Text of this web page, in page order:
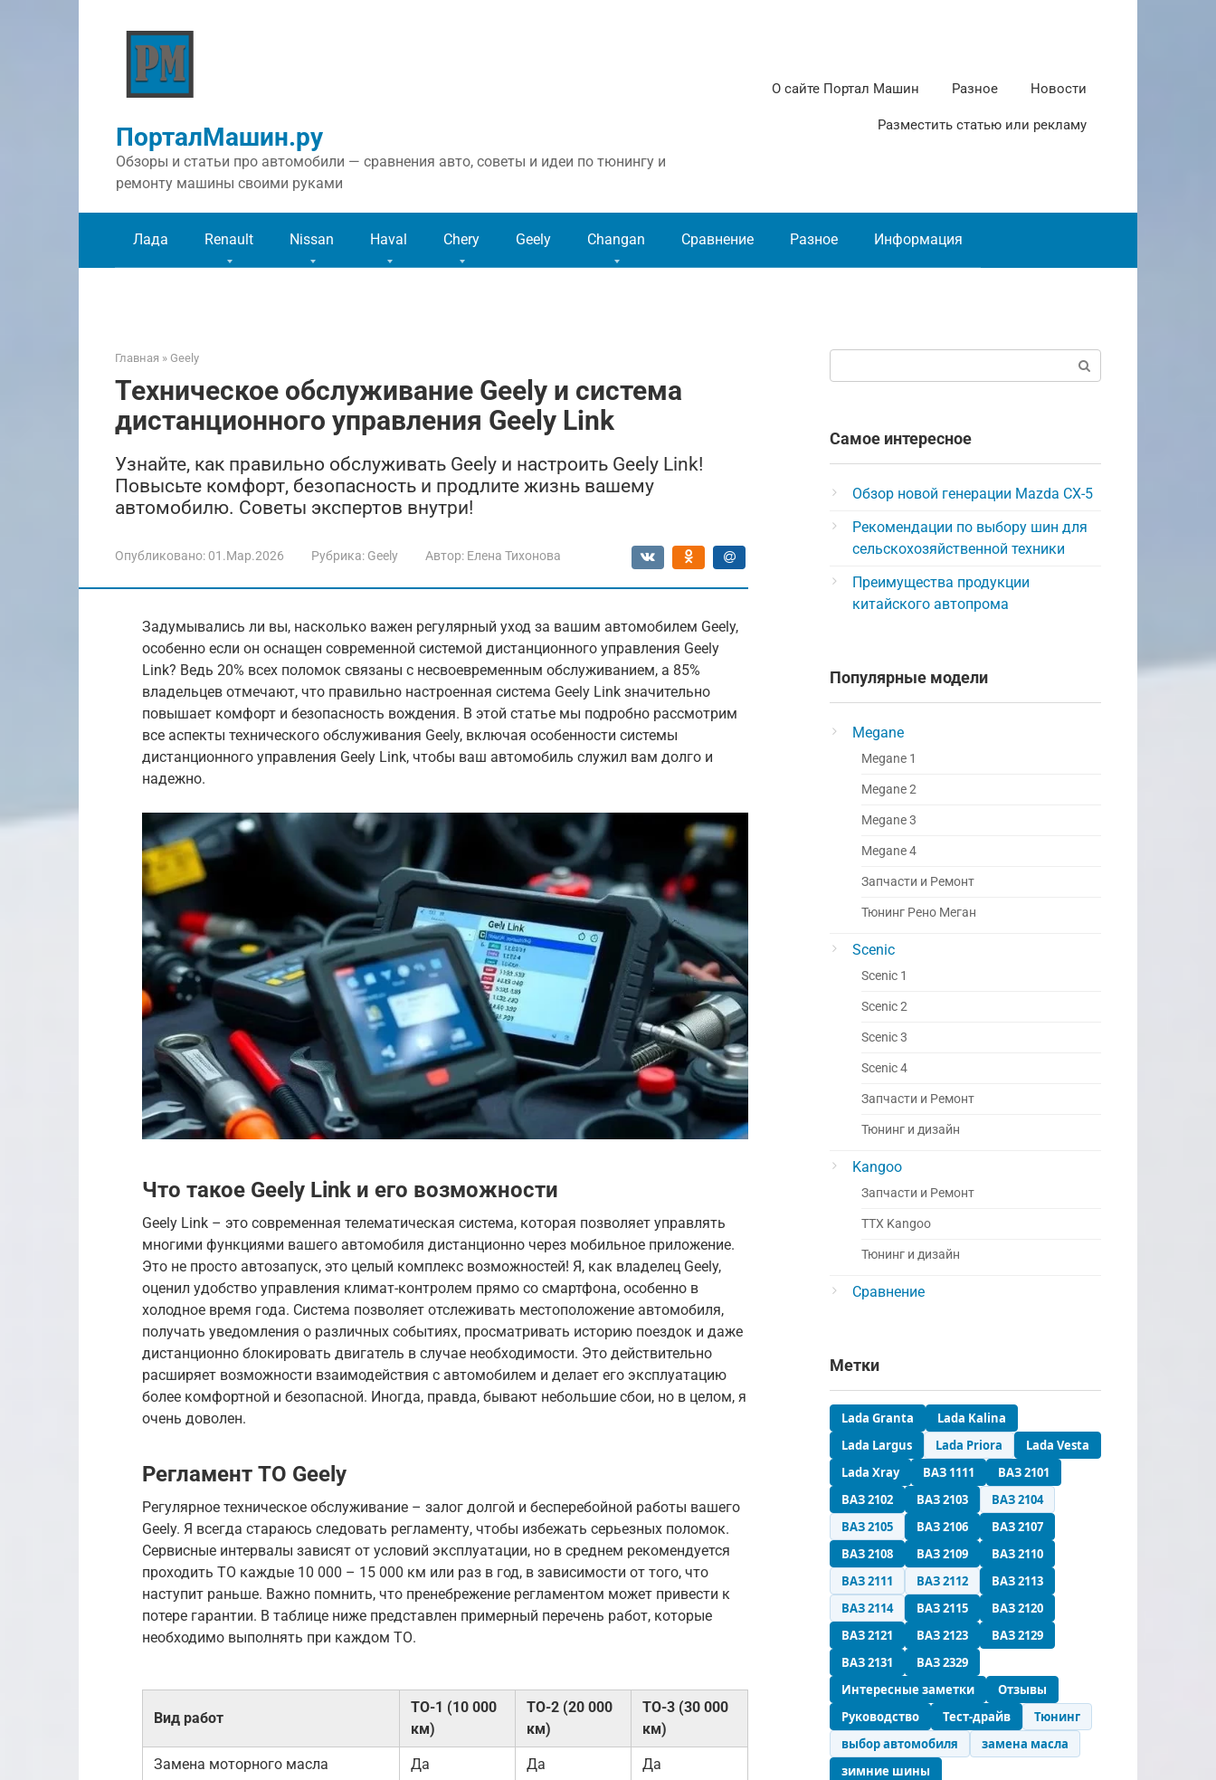
ПорталМашин.ру
Обзоры и статьи про автомобили — сравнения авто, советы и идеи по тюнингу и
ремонту машины своими руками
О сайте Портал Машин Разное Новости
Разместить статью или рекламу
Лада Renault Nissan Haval Chery Geely Changan Сравнение Разное Информация
Главная » Geely
Техническое обслуживание Geely и система
дистанционного управления Geely Link
Узнайте, как правильно обслуживать Geely и настроить Geely Link!
Повысьте комфорт, безопасность и продлите жизнь вашему
автомобилю. Советы экспертов внутри!
Опубликовано: 01.Мар.2026 Рубрика: Geely Автор: Елена Тихонова
Задумывались ли вы, насколько важен регулярный уход за вашим автомобилем Geely,
особенно если он оснащен современной системой дистанционного управления Geely
Link? Ведь 20% всех поломок связаны с несвоевременным обслуживанием, а 85%
владельцев отмечают, что правильно настроенная система Geely Link значительно
повышает комфорт и безопасность вождения. В этой статье мы подробно рассмотрим
все аспекты технического обслуживания Geely, включая особенности системы
дистанционного управления Geely Link, чтобы ваш автомобиль служил вам долго и
надежно.
Что такое Geely Link и его возможности
Geely Link – это современная телематическая система, которая позволяет управлять
многими функциями вашего автомобиля дистанционно через мобильное приложение.
Это не просто автозапуск, это целый комплекс возможностей! Я, как владелец Geely,
оценил удобство управления климат-контролем прямо со смартфона, особенно в
холодное время года. Система позволяет отслеживать местоположение автомобиля,
получать уведомления о различных событиях, просматривать историю поездок и даже
дистанционно блокировать двигатель в случае необходимости. Это действительно
расширяет возможности взаимодействия с автомобилем и делает его эксплуатацию
более комфортной и безопасной. Иногда, правда, бывают небольшие сбои, но в целом, я
очень доволен.
Регламент ТО Geely
Регулярное техническое обслуживание – залог долгой и бесперебойной работы вашего
Geely. Я всегда стараюсь следовать регламенту, чтобы избежать серьезных поломок.
Сервисные интервалы зависят от условий эксплуатации, но в среднем рекомендуется
проходить ТО каждые 10 000 – 15 000 км или раз в год, в зависимости от того, что
наступит раньше. Важно помнить, что пренебрежение регламентом может привести к
потере гарантии. В таблице ниже представлен примерный перечень работ, которые
необходимо выполнять при каждом ТО.
Вид работ
ТО-1 (10 000
км)
ТО-2 (20 000
км)
ТО-3 (30 000
км)
Замена моторного масла Да Да Да
Самое интересное
Обзор новой генерации Mazda CX-5
Рекомендации по выбору шин для
сельскохозяйственной техники
Преимущества продукции
китайского автопрома
Популярные модели
Megane
Megane 1
Megane 2
Megane 3
Megane 4
Запчасти и Ремонт
Тюнинг Рено Меган
Scenic
Scenic 1
Scenic 2
Scenic 3
Scenic 4
Запчасти и Ремонт
Тюнинг и дизайн
Kangoo
Запчасти и Ремонт
ТТХ Kangoo
Тюнинг и дизайн
Сравнение
Метки
Lada Granta
Lada Kalina
Lada Largus
Lada Priora
Lada Vesta
Lada Xray
ВАЗ 1111
ВАЗ 2101
ВАЗ 2102
ВАЗ 2103
ВАЗ 2104
ВАЗ 2105
ВАЗ 2106
ВАЗ 2107
ВАЗ 2108
ВАЗ 2109
ВАЗ 2110
ВАЗ 2111
ВАЗ 2112
ВАЗ 2113
ВАЗ 2114
ВАЗ 2115
ВАЗ 2120
ВАЗ 2121
ВАЗ 2123
ВАЗ 2129
ВАЗ 2131
ВАЗ 2329
Интересные заметки
Отзывы
Руководство
Тест-драйв
Тюнинг
выбор автомобиля
замена масла
зимние шины